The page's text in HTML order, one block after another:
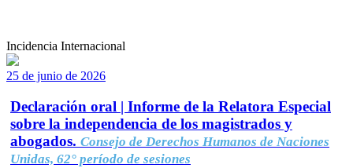
Incidencia Internacional
25 de junio de 2026
Declaración oral | Informe de la Relatora Especial
sobre la independencia de los magistrados y
abogados. Consejo de Derechos Humanos de Naciones
Unidas, 62° período de sesiones